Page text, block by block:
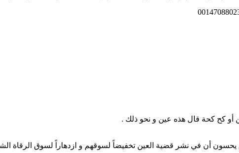
كح كحة قال هذه عين و نحو ذلك .
يحسون أن في نشر قضية العين تخفيضاً لسوقهم و ازدهاراً لسوق الرقاة